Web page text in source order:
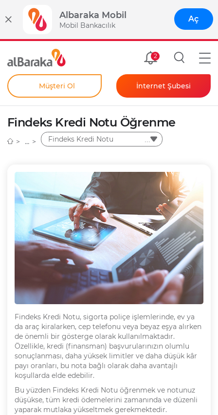
Albaraka Mobil
Mobil Bankacılık
Aç
Size Özel
2
Müşteri Ol
Kendim İçin
Şahıs Firmam İçin
İnternet Şubesi
Bireysel
Kurumsal
Anında Şifre
Findeks Kredi Notu Öğrenme
Findeks Kredi Notu
Findeks Kredi Notu, sigorta poliçe işlemlerinde, ev ya
da araç kiralarken, cep telefonu veya beyaz eşya alırken
de önemli bir gösterge olarak kullanılmaktadır.
Özellikle, kredi (finansman) başvurularınızın olumlu
sonuçlanması, daha yüksek limitler ve daha düşük kâr
payı oranları, bu nota bağlı olarak daha avantajlı
koşullarda elde edebilir.
Bu yüzden Findeks Kredi Notu öğrenmek ve notunuz
düşükse, tüm kredi ödemelerini zamanında ve düzenli
yaparak mutlaka yükseltmek gerekmektedir.